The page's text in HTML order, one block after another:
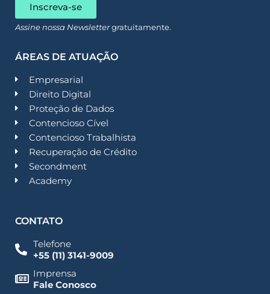
Inscreva-se
Assine nossa Newslettergratuitamente.
ÁREAS DE ATUAÇÃO
Empresarial
Direito Digital
Proteção de Dados
Contencioso Cível
Contencioso Trabalhista
Recuperação de Crédito
Secondment
Academy
CONTATO
Telefone
+55 (11) 3141-9009
Imprensa
Fale Conosco